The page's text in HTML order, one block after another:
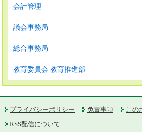
会計管理
議会事務局
総合事務局
教育委員会 教育推進部
プライバシーポリシー 免責事項
この
RSS配信について